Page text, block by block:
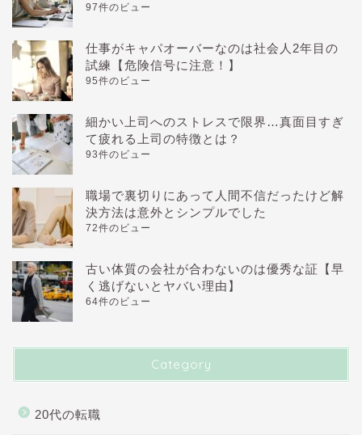
97件のビュー
仕事がキャパオーバーなのは社会人2年目の
試練【危険信号に注意！】
95件のビュー
細かい上司へのストレスで限界…真面目すぎ
て疲れる上司の特徴とは？
93件のビュー
職場で裏切りにあって人間不信だったけど解
決方法は意外とシンプルでした
72件のビュー
古い体質の会社が合わないのは優秀な証【早
く逃げないとヤバい理由】
64件のビュー
Category
20代の転職